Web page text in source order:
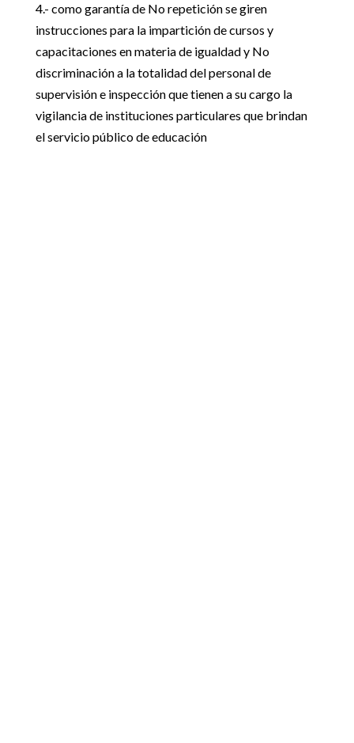
4.- como garantía de No repetición se giren
instrucciones para la impartición de cursos y
capacitaciones en materia de igualdad y No
discriminación a la totalidad del personal de
supervisión e inspección que tienen a su cargo la
vigilancia de instituciones particulares que brindan
el servicio público de educación